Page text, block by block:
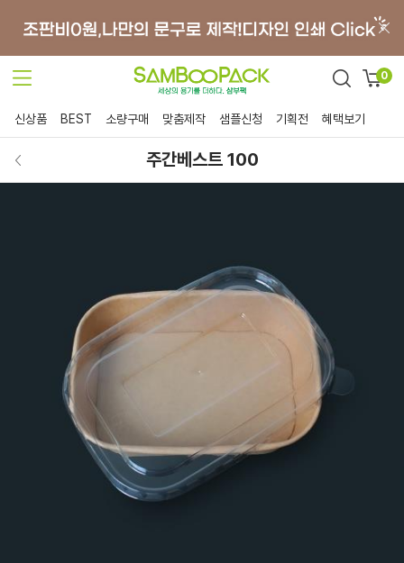
0
신상품 BEST 소량구매 맞춤제작 샘플신청 기획전 혜택보기
주간베스트 100